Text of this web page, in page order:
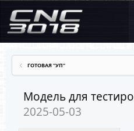
ГОТОВАЯ "УП"
Модель для
2025-05-03